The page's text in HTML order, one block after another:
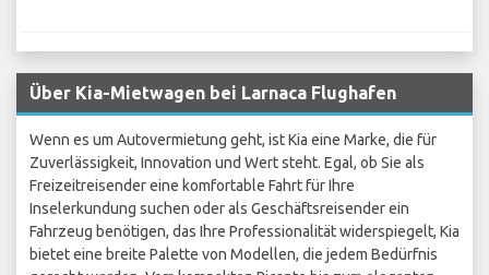
Über Kia-Mietwagen bei Larnaca Flughafen
Wenn es um Autovermietung geht, ist Kia eine Marke, die für
Zuverlässigkeit, Innovation und Wert steht. Egal, ob Sie als
Freizeitreisender eine komfortable Fahrt für Ihre
Inselerkundung suchen oder als Geschäftsreisender ein
Fahrzeug benötigen, das Ihre Professionalität widerspiegelt, Kia
bietet eine breite Palette von Modellen, die jedem Bedürfnis